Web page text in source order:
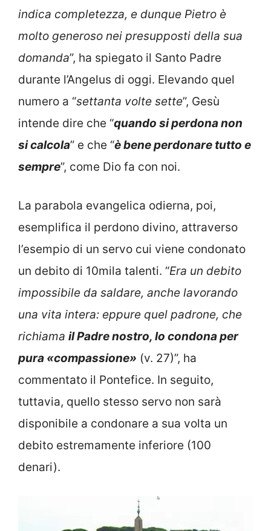
indica completezza, e dunque Pietro è
molto generoso nei presupposti della sua
domanda”, ha spiegato il Santo Padre
durante l’Angelus di oggi. Elevando quel
numero a “settanta volte sette”, Gesù
intende dire che “quando si perdona non
si calcola” e che “è bene perdonare tutto e
sempre”, come Dio fa con noi.
La parabola evangelica odierna, poi,
esemplifica il perdono divino, attraverso
l’esempio di un servo cui viene condonato
un debito di 10mila talenti. “Era un debito
impossibile da saldare, anche lavorando
una vita intera: eppure quel padrone, che
richiama il Padre nostro, lo condona per
pura «compassione» (v. 27)”, ha
commentato il Pontefice. In seguito,
tuttavia, quello stesso servo non sarà
disponibile a condonare a sua volta un
debito estremamente inferiore (100
denari).